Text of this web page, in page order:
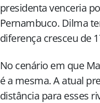
presidenta venceria
Pernambuco. Dilma
diferença cresceu de
No cenário em que
é a mesma. A atual
distância para esses